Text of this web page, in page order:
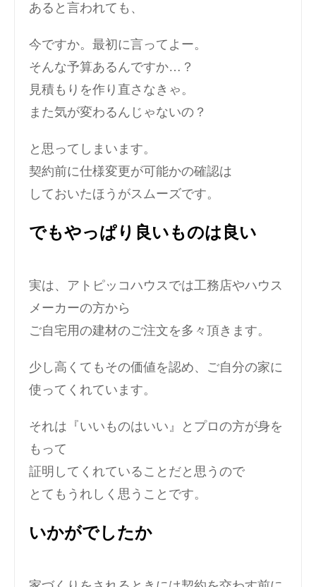
あると言われても、
今ですか。最初に言ってよー。
そんな予算あるんですか…？
見積もりを作り直さなきゃ。
また気が変わるんじゃないの？
と思ってしまいます。
契約前に仕様変更が可能かの確認は
しておいたほうがスムーズです。
でもやっぱり良いものは良い
実は、アトピッコハウスでは工務店やハウス
メーカーの方から
ご自宅用の建材のご注文を多々頂きます。
少し高くてもその価値を認め、ご自分の家に
使ってくれています。
それは『いいものはいい』とプロの方が身を
もって
証明してくれていることだと思うので
とてもうれしく思うことです。
いかがでしたか